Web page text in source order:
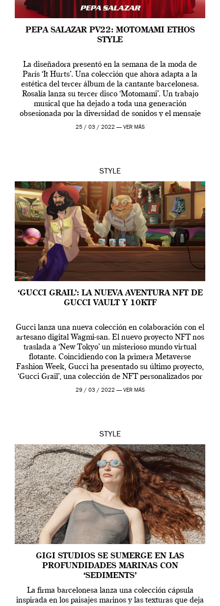
PEPA SALAZAR PV22: MOTOMAMI ETHOS
STYLE
La diseñadora presentó en la semana de la moda de
París ‘It Hurts’. Una colección que ahora adapta a la
estética del tercer álbum de la cantante barcelonesa.
Rosalía lanza su tercer disco ‘Motomami’. Un trabajo
musical que ha dejado a toda una generación
obsesionada por la diversidad de sonidos y el mensaje
profundo que […]
25 / 03 / 2022 — VER MÁS
STYLE
‘GUCCI GRAIL’: LA NUEVA AVENTURA NFT DE
GUCCI VAULT Y 10KTF
Gucci lanza una nueva colección en colaboración con el
artesano digital Wagmi-san. El nuevo proyecto NFT nos
traslada a ‘New Tokyo’ un misterioso mundo virtual
flotante. Coincidiendo con la primera Metaverse
Fashion Week, Gucci ha presentado su último proyecto,
‘Gucci Grail’, una colección de NFT personalizados por
Alessandro Michele, director creativo de la casa italiana
29 / 03 / 2022 — VER MÁS
STYLE
GIGI STUDIOS SE SUMERGE EN LAS
PROFUNDIDADES MARINAS CON
‘SEDIMENTS’
La firma barcelonesa lanza una colección cápsula
inspirada en los paisajes marinos y las texturas que deja